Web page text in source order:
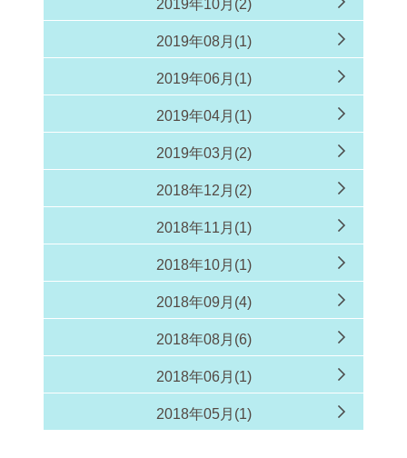
2019年10月(2)
2019年08月(1)
2019年06月(1)
2019年04月(1)
2019年03月(2)
2018年12月(2)
2018年11月(1)
2018年10月(1)
2018年09月(4)
2018年08月(6)
2018年06月(1)
2018年05月(1)